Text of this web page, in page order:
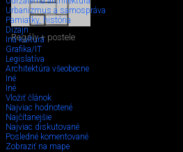
Urbanizmus a samospráva
Pamiatky, história
Dizajn
Iná kultúra
Grafika/IT
Legislatíva
Architektúra všeobecne
Iné
Iné
Vložiť článok
Najviac hodnotené
Najčítanejšie
Najviac diskutované
Posledné komentované
Zobraziť na mape
Regály + postele